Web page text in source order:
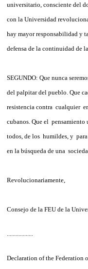
universitario, consciente del
con la Universidad
hay mayor responsabilidad y
defensa de la continuidad de
SEGUNDO: Que nunca
del palpitar del pueblo. Que
resistencia contra cualquier
cubanos. Que el
todos, de los humildes, y
en la búsqueda de una
Revolucionariamente,
Consejo de la FEU de la
Declaration of the Federation